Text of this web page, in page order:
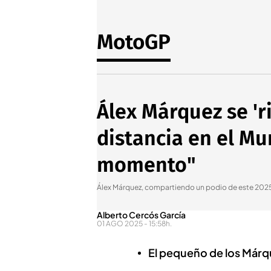
MotoGP
Álex Márquez se
distancia en el
momento"
Álex Márquez, compartiendo un podio de este
Alberto Cercós García
01 AGO 2025 - 15:58h.
El pequeño de los